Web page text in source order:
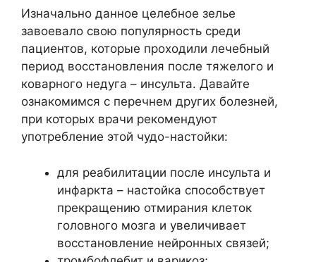
Изначально данное целебное зелье
завоевало свою популярность среди
пациентов, которые проходили лечебный
период восстановления после тяжелого и
коварного недуга – инсульта. Давайте
ознакомимся с перечнем других болезней,
при которых врачи рекомендуют
употребление этой чудо-настойки:
для реабилитации после инсульта и
инфаркта – настойка способствует
прекращению отмирания клеток
головного мозга и увеличивает
восстановление нейронных связей;